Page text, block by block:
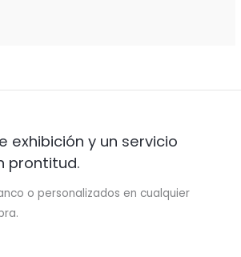
exhibición y un servicio
prontitud.
o personalizados en cualquier